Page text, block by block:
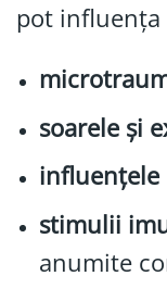
pot
soarele și
stimulii
anumite